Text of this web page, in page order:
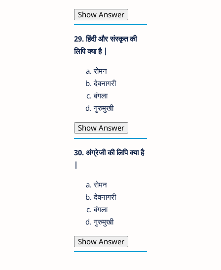
Show Answer
29. हिंदी और संस्कृत की
लिपि क्या है |
रोमन
देवनागरी
बंगला
गुरुमुखी
Show Answer
30. अंग्रेजी की लिपि क्या है
|
रोमन
देवनागरी
बंगला
गुरुमुखी
Show Answer